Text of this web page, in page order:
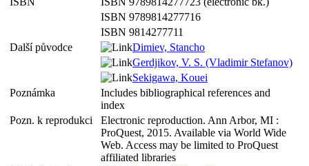
ISBN 9789814277716
ISBN 9814277711
Další původce
Dimiev, Stancho
Gerdjikov, V. S. (Vladimir Stefanov)
Sekigawa, Kouei
Poznámka
Includes bibliographical references and
index
Pozn. k reprodukci
Electronic reproduction. Ann Arbor, MI :
ProQuest, 2015. Available via World Wide
Web. Access may be limited to ProQuest
affiliated libraries